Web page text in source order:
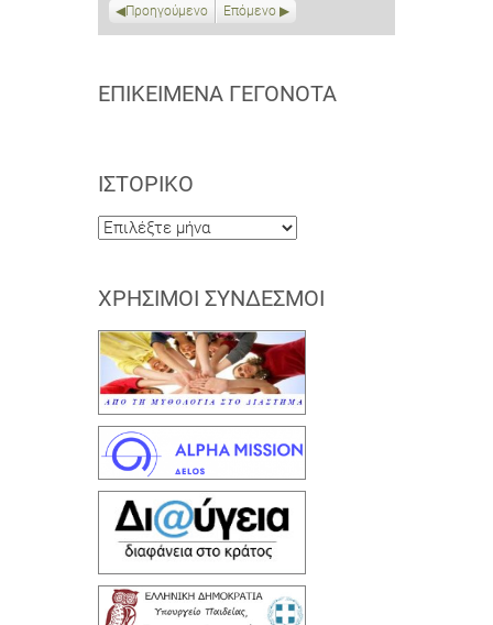
Προηγούμενο Επόμενο
ΕΠΙΚΕΊΜΕΝΑ ΓΕΓΟΝΌΤΑ
ΙΣΤΟΡΙΚΌ
Ιστορικό
ΧΡΉΣΙΜΟΙ ΣΎΝΔΕΣΜΟΙ